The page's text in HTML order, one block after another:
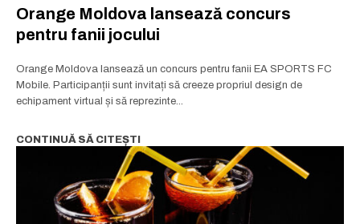
Orange Moldova lansează concurs
pentru fanii jocului
Orange Moldova lansează un concurs pentru fanii EA SPORTS FC
Mobile. Participanții sunt invitați să creeze propriul design de
echipament virtual și să reprezinte...
CONTINUĂ SĂ CITEȘTI